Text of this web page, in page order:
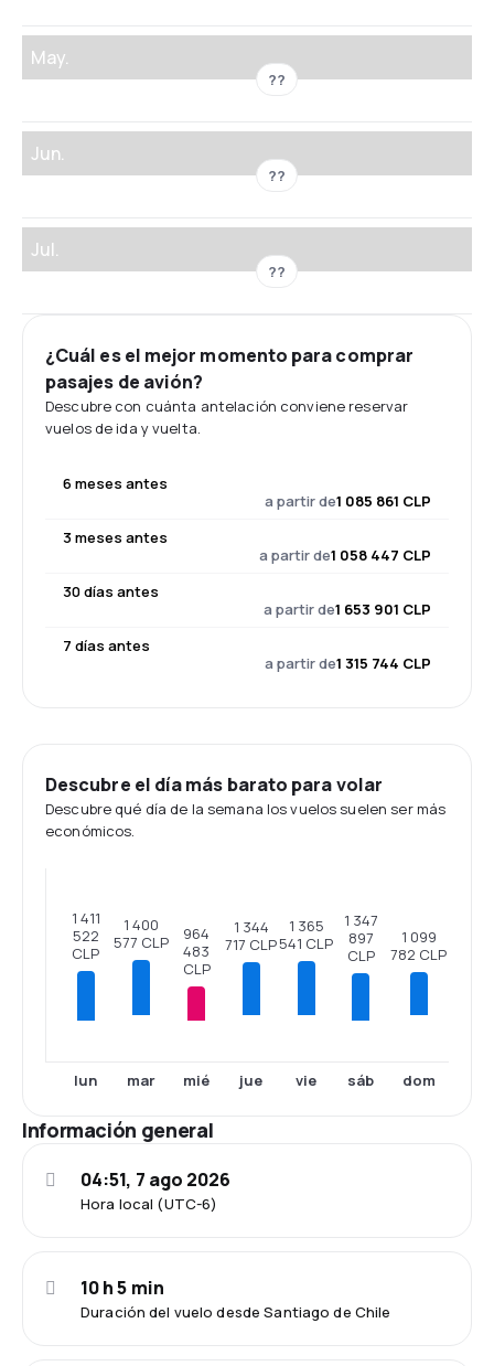
May.
??
Jun.
??
Jul.
??
¿Cuál es el mejor momento para comprar
pasajes de avión?
Descubre con cuánta antelación conviene reservar
vuelos de ida y vuelta.
6 meses antes
a partir de1 085 861 CLP
3 meses antes
a partir de1 058 447 CLP
30 días antes
a partir de1 653 901 CLP
7 días antes
a partir de1 315 744 CLP
Descubre el día más barato para volar
Descubre qué día de la semana los vuelos suelen ser más
económicos.
1 411
522
CLP
lun
1 400
577 CLP
mar
964
483
CLP
mié
1 344
717 CLP
jue
1 365
541 CLP
vie
1 347
897
CLP
sáb
1 099
782 CLP
dom
Información general
Hora local (UTC-6)
04:51, 7 ago 2026
Duración del vuelo desde Santiago de Chile
10 h 5 min